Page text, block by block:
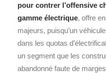
pour contrer l’offensive
gamme électrique, offre
majeurs, puisqu’un véhicule
dans les quotas
un segment que les
abandonné faute de